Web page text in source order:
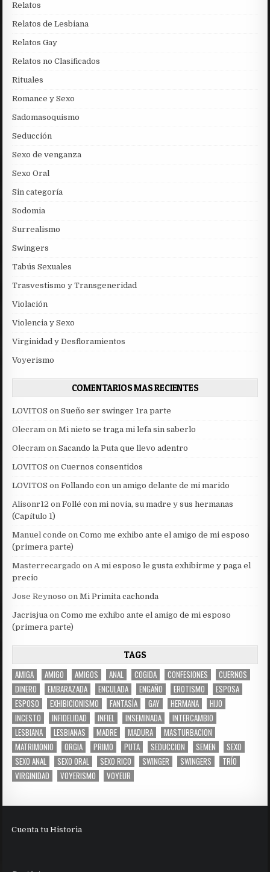
Relatos
Relatos de Lesbiana
Relatos Gay
Relatos no Clasificados
Rituales
Romance y Sexo
Sadomasoquismo
Seducción
Sexo de venganza
Sexo Oral
Sin categoría
Sodomia
Surrealismo
Swingers
Tabús Sexuales
Trasvestismo y Transgeneridad
Violación
Violencia y Sexo
Virginidad y Desfloramientos
Voyerismo
COMENTARIOS MAS RECIENTES
LOVITOS onSueño ser swinger 1ra parte
Olecram onMi nieto se traga mi lefa sin saberlo
Olecram onSacando la Puta que llevo adentro
LOVITOS onCuernos consentidos
LOVITOS onFollando con un amigo delante de mi marido
Alisonr12 onFollé con mi novia, su madre y sus hermanas
(Capítulo 1)
Manuel conde onComo me exhibo ante el amigo de mi esposo
(primera parte)
Masterrecargado onA mi esposo le gusta exhibirme y paga el
precio
Jose Reynoso onMi Primita cachonda
Jacrisjua onComo me exhibo ante el amigo de mi esposo
(primera parte)
TAGS
AMIGA AMIGO AMIGOS ANAL COGIDA CONFESIONES
CUERNOS
DINERO
EMBARAZADA ENCULADA ENGAÑO EROTISMO
ESPOSA
ESPOSO
EXHIBICIONISMO FANTASÍA GAY HERMANA
HIJO
INCESTO
INFIDELIDAD INFIEL INSEMINADA
INTERCAMBIO
LESBIANA
LESBIANAS MADRE MADURA
MASTURBACION
MATRIMONIO
ORGIA PRIMO PUTA SEDUCCION SEMEN
SEXO
SEXO ANAL
SEXO ORAL SEXO RICO SWINGER SWINGERS
TRÍO
VIRGINIDAD
VOYERISMO VOYEUR
Cuenta tu Historia